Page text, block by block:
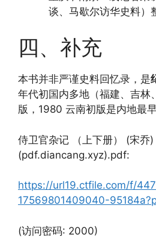
谈、马歇尔访华史料）
四、补充
本书并非严谨史料回忆录，是
年代初国内多地（福建、吉林
版，1980 云南初版是内地最
侍卫官杂记 （上下册） (宋乔)
(pdf.diancang.xyz).pdf:
https://url19.ctfile.com/f/
17569801409040-
(访问密码: 2000)